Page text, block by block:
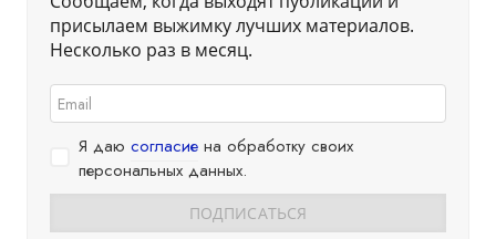
присылаем выжимку лучших материалов.
Несколько раз в месяц.
Я даю согласие на обработку своих
персональных данных.